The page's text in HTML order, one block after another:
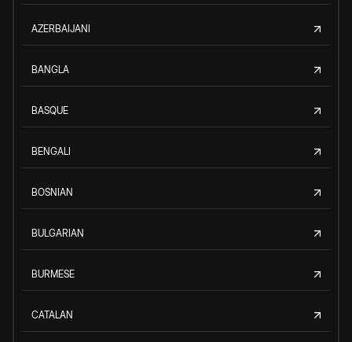
AZERBAIJANI
BANGLA
BASQUE
BENGALI
BOSNIAN
BULGARIAN
BURMESE
CATALAN